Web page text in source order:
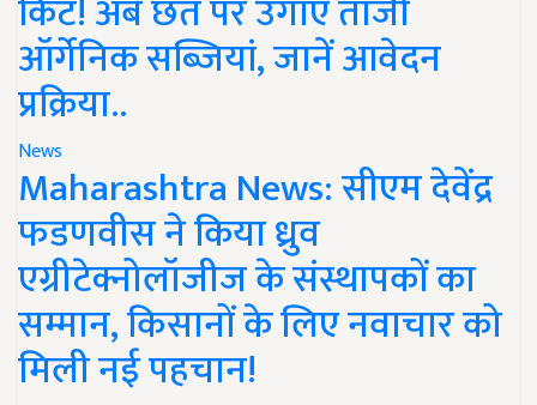
किट! अब छत पर उगाएं ताजी
ऑर्गेनिक सब्जियां, जानें आवेदन
प्रक्रिया..
News
Maharashtra News: सीएम देवेंद्र
फडणवीस ने किया ध्रुव
एग्रीटेक्नोलॉजीज के संस्थापकों का
सम्मान, किसानों के लिए नवाचार को
मिली नई पहचान!